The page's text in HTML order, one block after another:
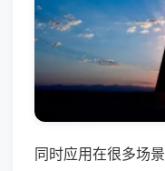
同时应用在很多场